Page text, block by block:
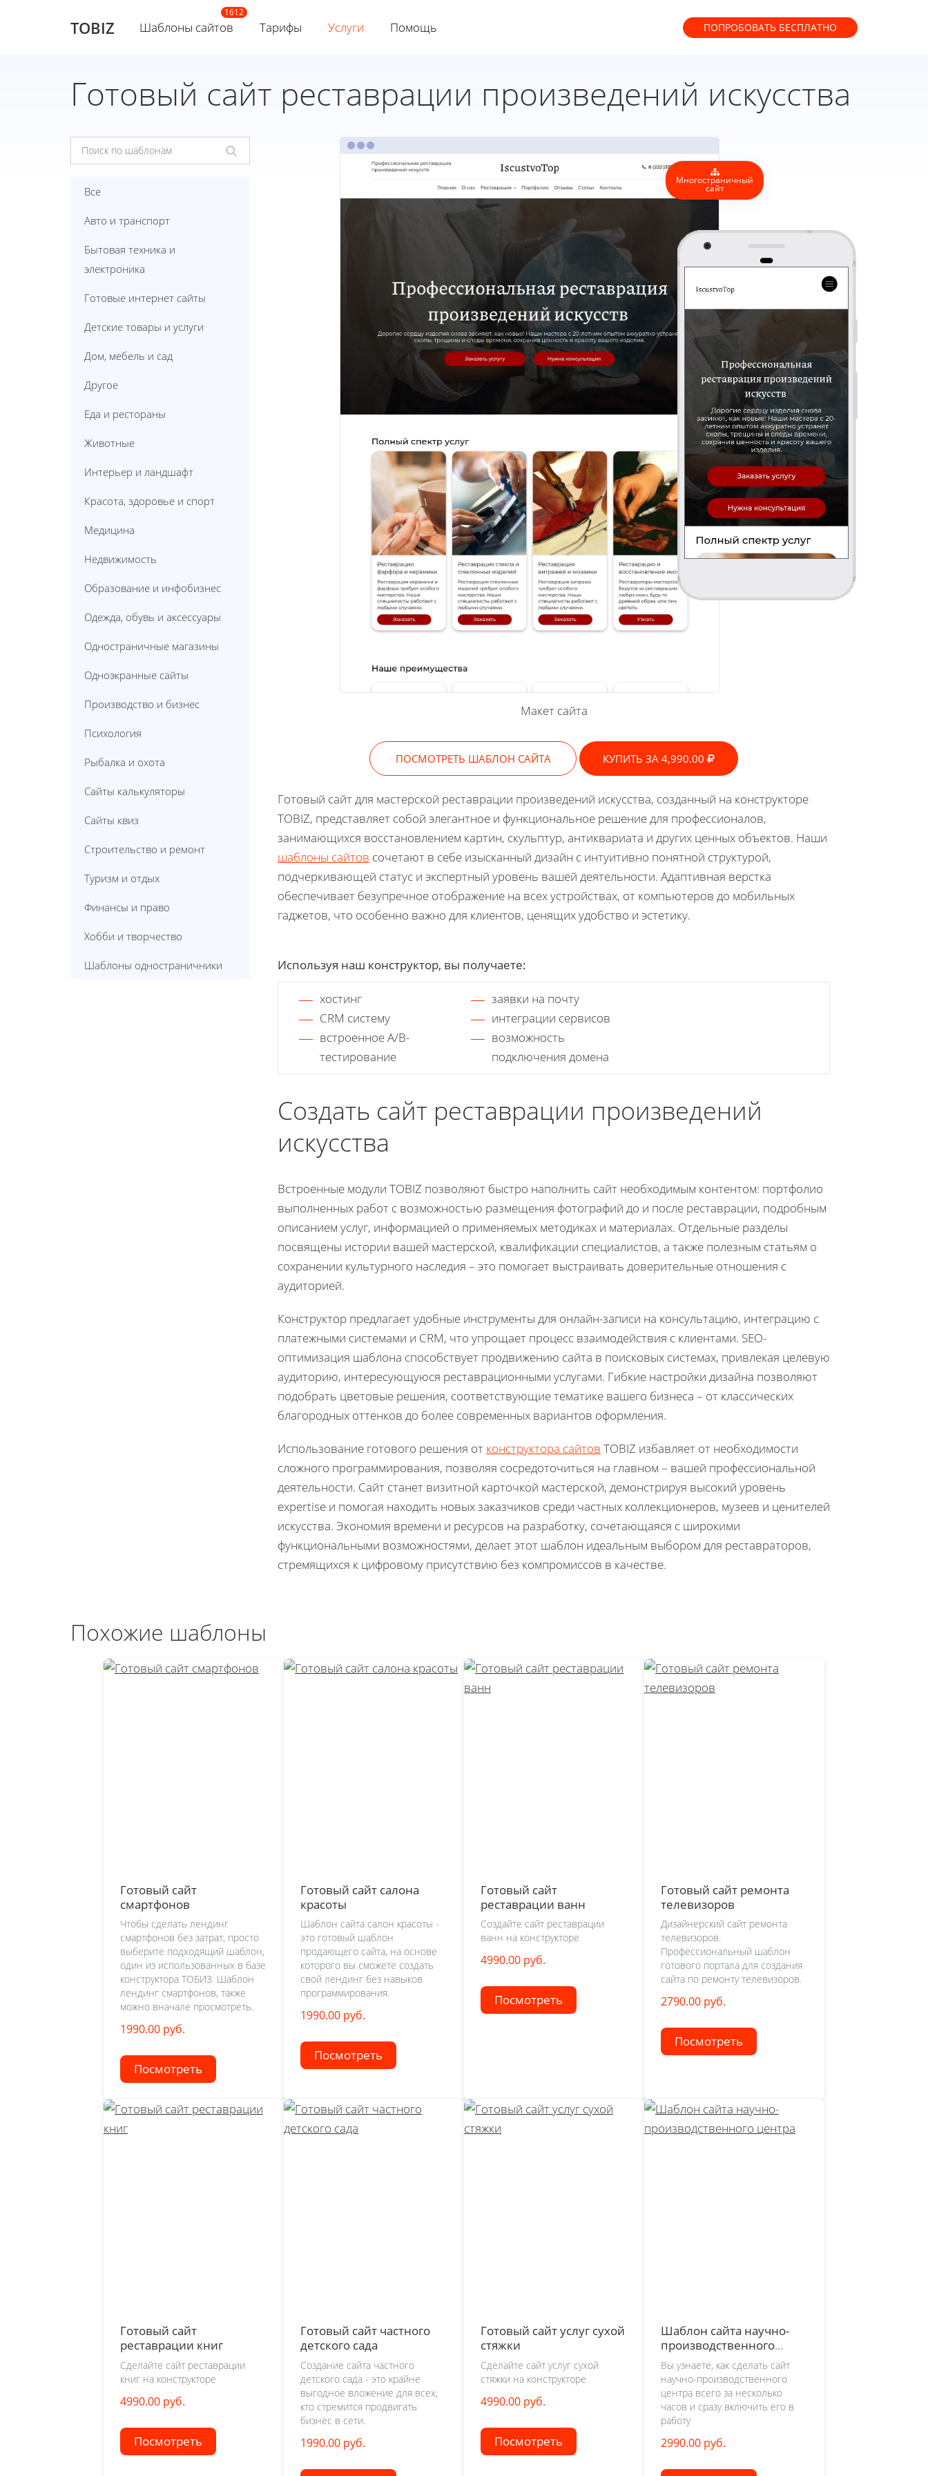
TOBIZ Шаблоны сайтов Тарифы Услуги Помощь ПОПРОБОВАТЬ БЕСПЛАТНО
Готовый сайт реставрации произведений искусства
Все
Авто и транспорт
Бытовая техника и
электроника
Готовые интернет сайты
Детские товары и услуги
Дом, мебель и сад
Другое
Еда и рестораны
Животные
Интерьер и ландшафт
Красота, здоровье и спорт
Медицина
Недвижимость
Образование и инфобизнес
Одежда, обувь и аксессуары
Одностраничные магазины
Одноэкранные сайты
Производство и бизнес
Психология
Рыбалка и охота
Сайты калькуляторы
Сайты квиз
Строительство и ремонт
Туризм и отдых
Финансы и право
Хобби и творчество
Шаблоны одностраничники
Многостраничный
сайт
Макет сайта
ПОСМОТРЕТЬ ШАБЛОН САЙТА КУПИТЬ ЗА 4,990.00
Готовый сайт для мастерской реставрации произведений искусства, созданный на конструкторе
TOBIZ, представляет собой элегантное и функциональное решение для профессионалов,
занимающихся восстановлением картин, скульптур, антиквариата и других ценных объектов. Наши
шаблоны сайтов сочетают в себе изысканный дизайн с интуитивно понятной структурой,
подчеркивающей статус и экспертный уровень вашей деятельности. Адаптивная верстка
обеспечивает безупречное отображение на всех устройствах, от компьютеров до мобильных
гаджетов, что особенно важно для клиентов, ценящих удобство и эстетику.
Используя наш конструктор, вы получаете:
хостинг
заявки на почту
CRM систему
интеграции сервисов
встроенное A/B-
тестирование
возможность
подключения домена
Создать сайт реставрации произведений
искусства
Встроенные модули TOBIZ позволяют быстро наполнить сайт необходимым контентом: портфолио
выполненных работ с возможностью размещения фотографий до и после реставрации, подробным
описанием услуг, информацией о применяемых методиках и материалах. Отдельные разделы
посвящены истории вашей мастерской, квалификации специалистов, а также полезным статьям о
сохранении культурного наследия – это помогает выстраивать доверительные отношения с
аудиторией.
Конструктор предлагает удобные инструменты для онлайн-записи на консультацию, интеграцию с
платежными системами и CRM, что упрощает процесс взаимодействия с клиентами. SEO-
оптимизация шаблона способствует продвижению сайта в поисковых системах, привлекая целевую
аудиторию, интересующуюся реставрационными услугами. Гибкие настройки дизайна позволяют
подобрать цветовые решения, соответствующие тематике вашего бизнеса – от классических
благородных оттенков до более современных вариантов оформления.
Использование готового решения от конструктора сайтов TOBIZ избавляет от необходимости
сложного программирования, позволяя сосредоточиться на главном – вашей профессиональной
деятельности. Сайт станет визитной карточкой мастерской, демонстрируя высокий уровень
expertise и помогая находить новых заказчиков среди частных коллекционеров, музеев и ценителей
искусства. Экономия времени и ресурсов на разработку, сочетающаяся с широкими
функциональными возможностями, делает этот шаблон идеальным выбором для реставраторов,
стремящихся к цифровому присутствию без компромиссов в качестве.
Похожие шаблоны
Готовый сайт
смартфонов
Чтобы сделать лендинг
смартфонов без затрат, просто
выберите подходящий шаблон,
один из использованных в базе
конструктора ТОБИЗ. Шаблон
лендинг смартфонов, также
можно вначале просмотреть.
1990.00 руб.
Посмотреть
Готовый сайт салона
красоты
Шаблон сайта салон красоты -
это готовый шаблон
продающего сайта, на основе
которого вы сможете создать
свой лендинг без навыков
программирования.
1990.00 руб.
Посмотреть
Готовый сайт
реставрации ванн
Создайте сайт реставрации
ванн на конструкторе
4990.00 руб.
Посмотреть
Готовый сайт ремонта
телевизоров
Дизайнерский сайт ремонта
телевизоров.
Профессиональный шаблон
готового портала для создания
сайта по ремонту телевизоров.
2790.00 руб.
Посмотреть
Готовый сайт
реставрации книг
Сделайте сайт реставрации
книг на конструкторе
4990.00 руб.
Посмотреть
Готовый сайт частного
детского сада
Создание сайта частного
детского сада - это крайне
выгодное вложение для всех,
кто стремится продвигать
бизнес в сети.
1990.00 руб.
Готовый сайт услуг сухой
стяжки
Сделайте сайт услуг сухой
стяжки на конструкторе
4990.00 руб.
Посмотреть
Шаблон сайта научно-
производственного
центра
Вы узнаете, как сделать сайт
научно-производственного
центра всего за несколько
часов и сразу включить его в
работу
2990.00 руб.